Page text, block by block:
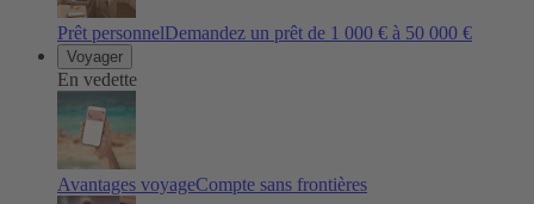
Prêt personnelDemandez un prêt de 1 000 € à 50 000 €
Voyager
En vedette
Avantages voyageCompte sans frontières